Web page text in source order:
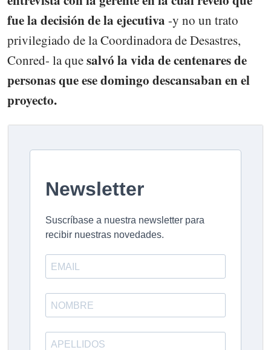
fue la decisión de la ejecutiva -y no un trato
privilegiado de la Coordinadora de Desastres,
Conred- la quesalvó la vida de centenares de
personas que ese domingo descansaban en el
proyecto.